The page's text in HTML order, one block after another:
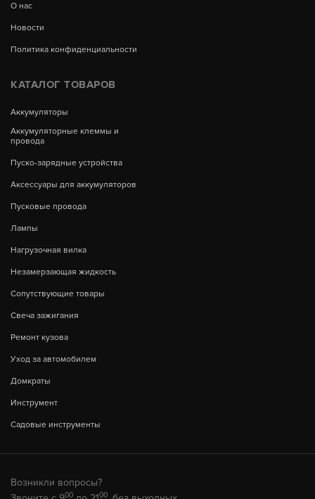
О нас
Новости
Политика конфиденциальности
КАТАЛОГ ТОВАРОВ
Аккумуляторы
Аккумуляторные клеммы и
провода
Пуско-зарядные устройства
Аксессуары для аккумуляторов
Пусковые провода
Лампы
Нагрузочная вилка
Незамерзающая жидкость
Сопутствующие товары
Свеча зажигания
Ремонт кузова
Уход за автомобилем
Домкраты
Инструмент
Садовые инструменты
Возникли вопросы?
00 00